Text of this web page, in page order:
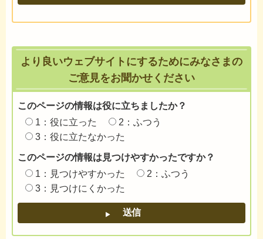
より良いウェブサイトにするためにみなさまの
ご意見をお聞かせください
このページの情報は役に立ちましたか？
1：役に立った
2：ふつう
3：役に立たなかった
このページの情報は見つけやすかったですか？
1：見つけやすかった
2：ふつう
3：見つけにくかった